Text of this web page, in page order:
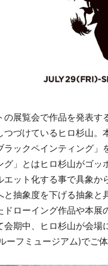
の展覧会で作品を発表
つづけているヒロ杉山
ックペインティング」
グ」とはヒロ杉山がゴ
エット化する事で具象
抽象度を下げる抽象
ローイング作品や本展
会期中、ヒロ杉山が会
フミュージアム)でご体